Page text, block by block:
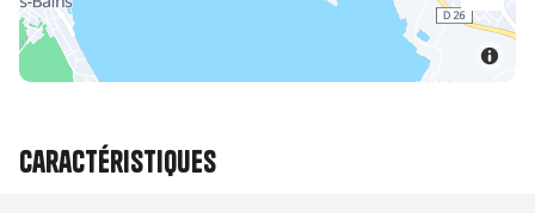
Caractéristiques